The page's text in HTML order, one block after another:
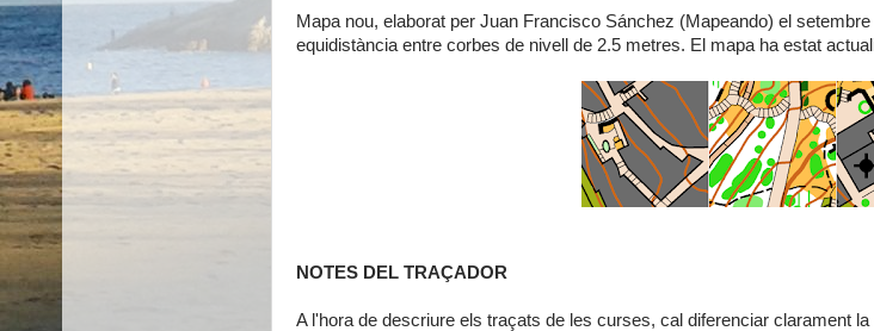
Mapa nou, elaborat per Juan Francisco Sánchez (Mapeando) el
equidistància entre corbes de nivell de 2.5 metres. El mapa ha estat
NOTES DEL TRAÇADOR
A l'hora de descriure els traçats de les curses, cal diferenciar clarament